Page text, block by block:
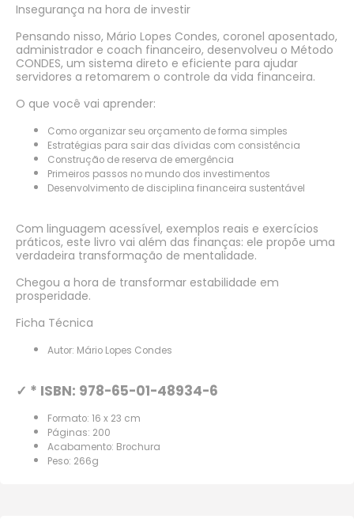
Insegurança na hora de investir
Pensando nisso, Mário Lopes Condes, coronel aposentado,
administrador e coach financeiro, desenvolveu o Método
CONDES, um sistema direto e eficiente para ajudar
servidores a retomarem o controle da vida financeira.
O que você vai aprender:
Como organizar seu orçamento de forma simples
Estratégias para sair das dívidas com consistência
Construção de reserva de emergência
Primeiros passos no mundo dos investimentos
Desenvolvimento de disciplina financeira sustentável
Com linguagem acessível, exemplos reais e exercícios
práticos, este livro vai além das finanças: ele propõe uma
verdadeira transformação de mentalidade.
Chegou a hora de transformar estabilidade em
prosperidade.
Ficha Técnica
Autor: Mário Lopes Condes
✓ * ISBN: 978-65-01-48934-6
Formato: 16 x 23 cm
Páginas: 200
Acabamento: Brochura
Peso: 266g